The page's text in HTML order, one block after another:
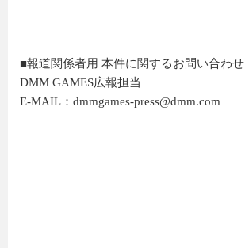
■報道関係者用 本件に関するお問い合わせ
DMM GAMES広報担当
E-MAIL：dmmgames-press@dmm.com